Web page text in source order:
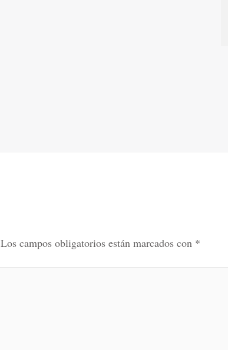
Los campos obligatorios están marcados con *